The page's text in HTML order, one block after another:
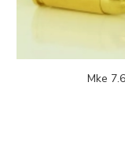
Mke